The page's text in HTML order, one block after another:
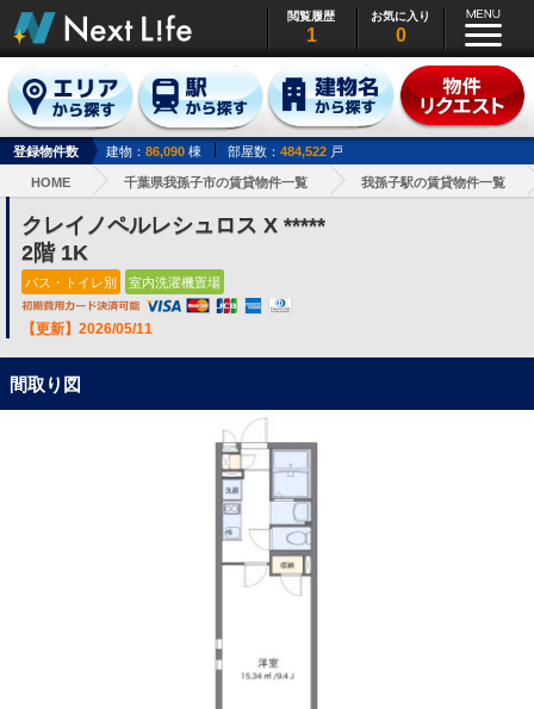
閲覧履歴
1
お気に入り
0
登録物件数 建物： 86,090 棟 部屋数： 484,522 戸
HOME 千葉県我孫子市の賃貸物件一覧 我孫子駅の賃貸物件一覧
クレイノペルレシュロス X *****
2階 1K
バス・トイレ別 室内洗濯機置場
【更新】2026/05/11
間取り図